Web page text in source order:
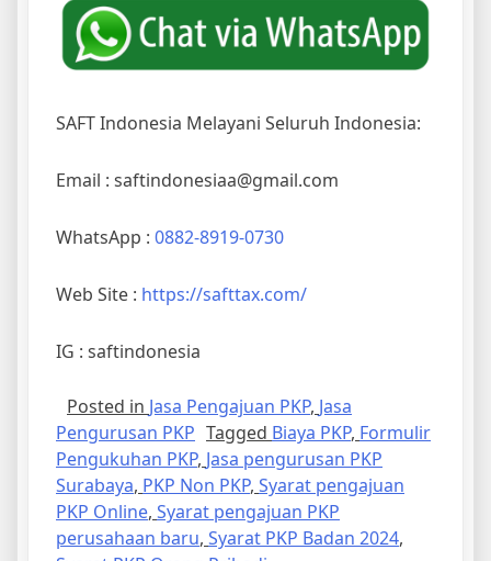
SAFT Indonesia Melayani Seluruh Indonesia:
Email : saftindonesiaa@gmail.com
WhatsApp : 0882-8919-0730
Web Site : https://safttax.com/
IG : saftindonesia
Posted in Jasa Pengajuan PKP, Jasa
Pengurusan PKP Tagged Biaya PKP, Formulir
Pengukuhan PKP, Jasa pengurusan PKP
Surabaya, PKP Non PKP, Syarat pengajuan
PKP Online, Syarat pengajuan PKP
perusahaan baru, Syarat PKP Badan 2024,